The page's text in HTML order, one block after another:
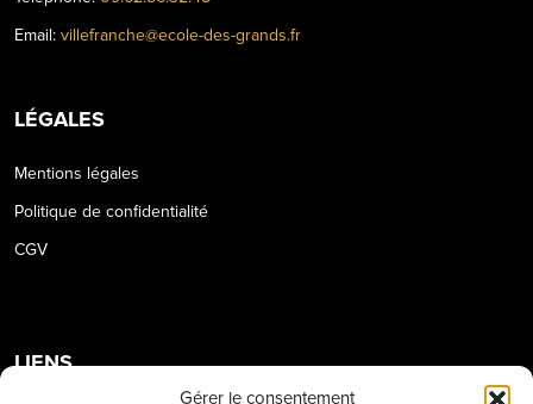
Gérer le consentement
Email: villefranche@ecole-des-grands.fr
LÉGALES
Mentions légales
Politique de confidentialité
CGV
LIENS